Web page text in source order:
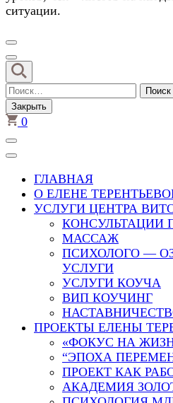
ситуации.
Найти:
Закрыть
0
ГЛАВНАЯ
О ЕЛЕНЕ
УСЛУГИ ЦЕНТРА
КОНСУЛЬТАЦИИ
МАССАЖ
ПСИХОЛОГО —
УСЛУГИ
УСЛУГИ КОУЧА
ВИП КОУЧИНГ
ПРОЕКТЫ ЕЛЕНЫ
«ФОКУС НА
“ЭПОХА
ПРОЕКТ КАК
АКАДЕМИЯ